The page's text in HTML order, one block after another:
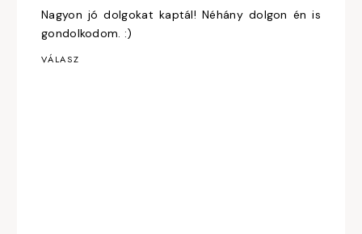
Nagyon jó dolgokat kaptál! Néhány dolgon én is
gondolkodom. :)
VÁLASZ